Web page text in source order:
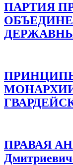
ПАРТИЯ
МОНАРХИИ
ПРАВАЯ